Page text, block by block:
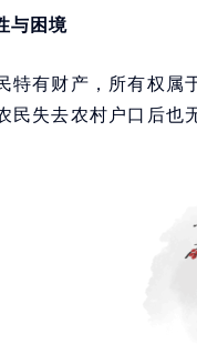
与困境
特有财产，所有权属
民失去农村户口后也